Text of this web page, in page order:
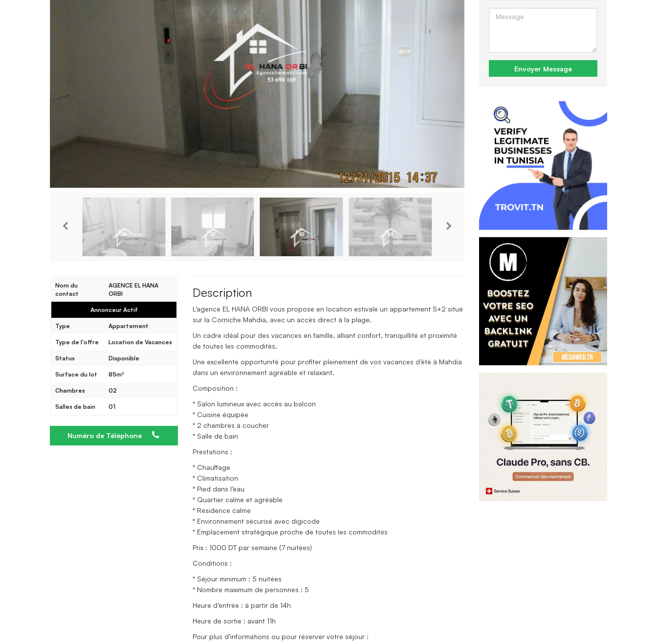
Nom du
contact
AGENCE EL HANA
ORBI
Annonceur Actif
Type Appartement
Type de l'offre Location de Vacances
Status Disponible
Surface du lot 85m²
Chambres 02
Salles de bain 01
Numéro de Téléphone
Description
L’agence EL HANA ORBI vous propose en location estivale un appartement S+2 situé
sur la Corniche Mahdia, avec un accès direct à la plage.
Un cadre idéal pour des vacances en famille, alliant confort, tranquillité et proximité
de toutes les commodités.
Une excellente opportunité pour profiter pleinement de vos vacances d’été à Mahdia
dans un environnement agréable et relaxant.
Composition :
* Salon lumineux avec accès au balcon
* Cuisine équipée
* 2 chambres à coucher
* Salle de bain
Prestations :
* Chauffage
* Climatisation
* Pied dans l’eau
* Quartier calme et agréable
* Résidence calme
* Environnement sécurisé avec digicode
* Emplacement stratégique proche de toutes les commodités
Prix : 1000 DT par semaine (7 nuitées)
Conditions :
* Séjour minimum : 5 nuitées
* Nombre maximum de personnes : 5
Heure d’entrée : à partir de 14h
Heure de sortie : avant 11h
Pour plus d’informations ou pour réserver votre séjour :
Envoyer Message